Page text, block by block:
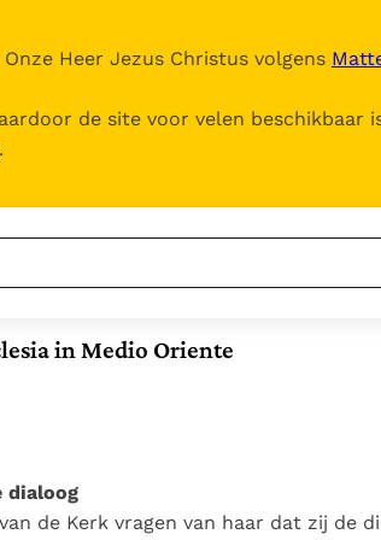
Onze Heer Jezus Christus volgens
de site voor velen beschikbaar
.
Het Vaticaan publiceert
toe
stad is zowel een gave
in Medio Oriente
dialoog
de Kerk vragen van haar dat zij de